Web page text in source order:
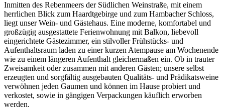
Inmitten des Rebenmeers der Südlichen Weinstraße, mit einem
herrlichen Blick zum Haardtgebirge und zum Hambacher Schloss,
liegt unser Wein- und Gästehaus. Eine moderne, komfortabel und
großzügig ausgestattete Ferienwohnung mit Balkon, liebevoll
eingerichtete Gästezimmer, ein stilvoller Frühstücks- und
Aufenthaltsraum laden zu einer kurzen Atempause am Wochenende
wie zu einem längeren Aufenthalt gleichermaßen ein. Ob in trauter
Zweisamkeit oder zusammen mit anderen Gästen; unsere selbst
erzeugten und sorgfältig ausgebauten Qualitäts- und Prädikatsweine
verwöhnen jeden Gaumen und können im Hause probiert und
verkostet, sowie in gängigen Verpackungen käuflich erworben
werden.